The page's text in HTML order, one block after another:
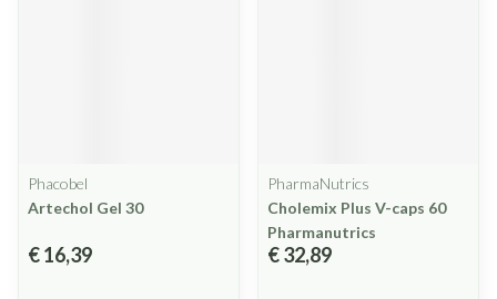
Phacobel
Artechol Gel 30
€ 16,39
PharmaNutrics
Cholemix Plus V-caps 60
Pharmanutrics
€ 32,89